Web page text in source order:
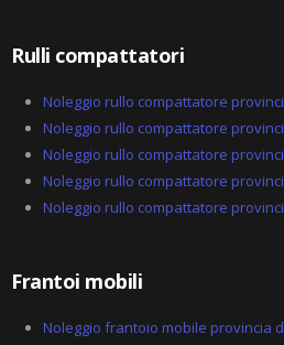
Rulli compattatori
Noleggio rullo compattatore
Noleggio rullo compattatore
Noleggio rullo compattatore
Noleggio rullo compattatore
Noleggio rullo compattatore
Frantoi mobili
Noleggio frantoio mobile provincia